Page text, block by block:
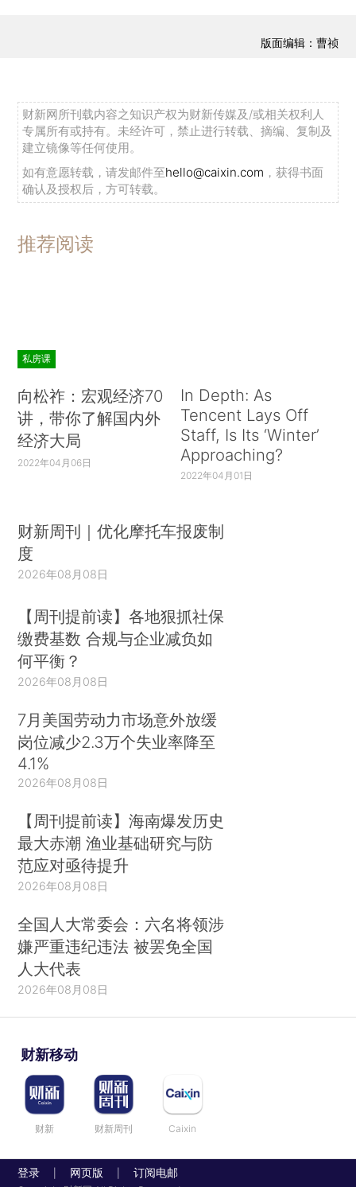
版面编辑：曹祯
财新网所刊载内容之知识产权为财新传媒及/或相关权利人
专属所有或持有。未经许可，禁止进行转载、摘编、复制及
建立镜像等任何使用。
如有意愿转载，请发邮件至hello@caixin.com ，获得书面
确认及授权后，方可转载。
推荐阅读
私房课
向松祚：宏观经济70
讲，带你了解国内外
经济大局
2022年04月06日
In Depth: As
Tencent Lays Off
Staff, Is Its ‘Winter’
Approaching?
2022年04月01日
财新周刊｜优化摩托车报废制
度
2026年08月08日
【周刊提前读】各地狠抓社保
缴费基数 合规与企业减负如
何平衡？
2026年08月08日
7月美国劳动力市场意外放缓
岗位减少2.3万个失业率降至
4.1%
2026年08月08日
【周刊提前读】海南爆发历史
最大赤潮 渔业基础研究与防
范应对亟待提升
2026年08月08日
全国人大常委会：六名将领涉
嫌严重违纪违法 被罢免全国
人大代表
2026年08月08日
财新移动
财新 财新周刊 Caixin
登录 网页版 订阅电邮